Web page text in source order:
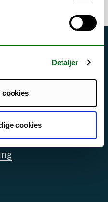
Detaljer
cookies
cookies
personvern